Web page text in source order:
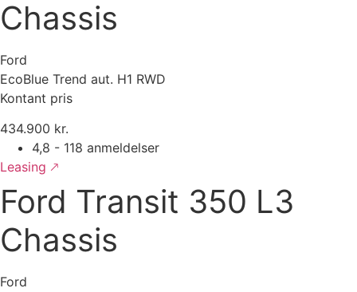
Chassis
Ford
EcoBlue Trend aut. H1 RWD
Kontant pris
434.900 kr.
4,8 - 118 anmeldelser
Leasing 🡕
Ford Transit 350 L3
Chassis
Ford